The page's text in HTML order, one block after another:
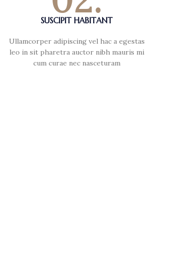
SUSCIPIT HABITANT
Ullamcorper adipiscing vel hac a egestas
leo in sit pharetra auctor nibh mauris mi
cum curae nec nasceturam